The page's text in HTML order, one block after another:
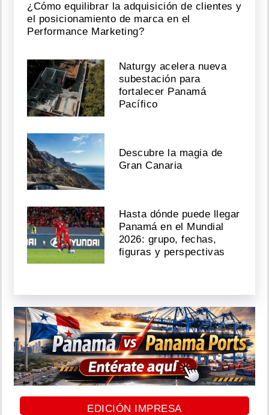
¿Cómo equilibrar la adquisición de clientes y
el posicionamiento de marca en el
Performance Marketing?
Naturgy acelera nueva
subestación para
fortalecer Panamá
Pacífico
Descubre la magia de
Gran Canaria
Hasta dónde puede llegar
Panamá en el Mundial
2026: grupo, fechas,
figuras y perspectivas
EDICIÓN IMPRESA